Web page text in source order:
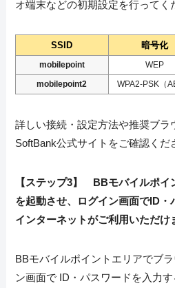
オ端末などの初期設定を行ってく
SSID 暗号化
mobilepoint WEP
mobilepoint2
WPA2-PSK（
詳しい接続・設定方法や推奨ブラ
SoftBank公式サイトをご確認くだ
【ステップ3】
BBモバイルポイ
を起動させ、ログイン画面でID・
インターネットがご利用いただけ
BBモバイルポイントエリアでブ
ン画面で ID・パスワードを入力